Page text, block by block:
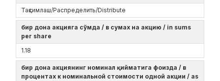
Тақсимлаш/Распределить/Distribute
бир дона акцияга сўмда / в сумах на акцию / in sums
per share
1.18
бир дона акциянинг номинал қийматига фоизда / в
процентах к номинальной стоимости одной акции / as